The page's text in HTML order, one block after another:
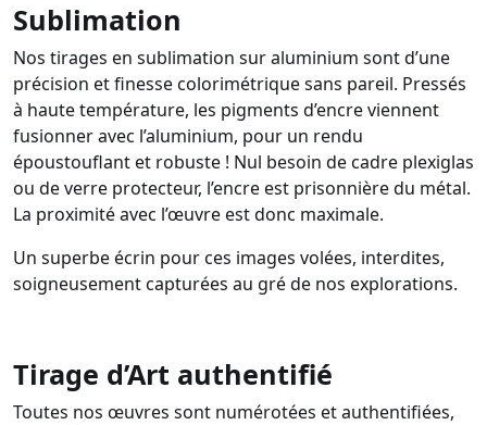
Sublimation
Nos tirages en sublimation sur aluminium sont d’une
précision et finesse colorimétrique sans pareil. Pressés
à haute température, les pigments d’encre viennent
fusionner avec l’aluminium, pour un rendu
époustouflant et robuste ! Nul besoin de cadre plexiglas
ou de verre protecteur, l’encre est prisonnière du métal.
La proximité avec l’œuvre est donc maximale.
Un superbe écrin pour ces images volées, interdites,
soigneusement capturées au gré de nos explorations.
Tirage d’Art authentifié
Toutes nos œuvres sont numérotées et authentifiées,